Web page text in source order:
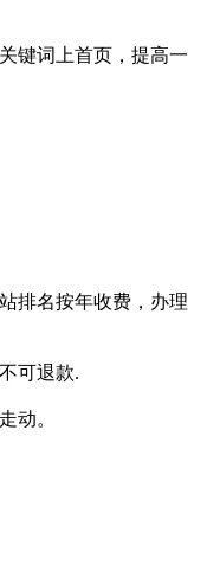
键词上首页，提高一
排名按年收费，办理
可退款.
动。